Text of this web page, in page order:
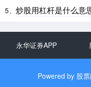
5、 炒股用杠杆是什么意
永华证券APP
Powered by 股